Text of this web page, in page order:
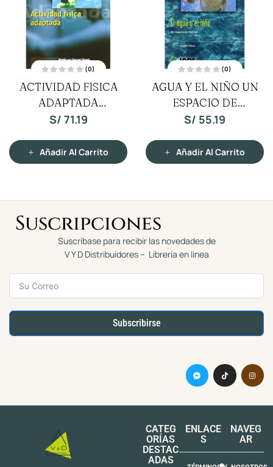
a
l
o
r
o
0
e
(0)
ACTIVIDAD FISICA
ADAPTADA
COLECCION SALUD
S/ 71.19
Añadir Al Carrito
a
o
r
o
0
e
(0)
AGUA Y EL NIÑO UN
ESPACIO DE
LIBERTAD
S/ 55.19
Añadir Al Carrito
Suscripciones
Suscríbase para recibir las novedades de
V Y D Distribuidores – Librería en linea
Subscribirse
CATEG
ORÍAS
DESTAC
ADAS
ENLACE
S
NAVEG
AR